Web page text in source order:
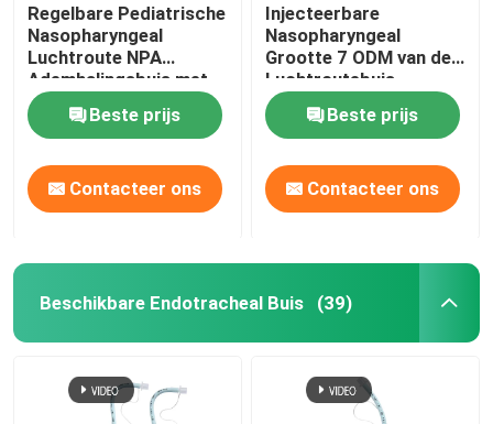
Regelbare Pediatrische
Nasopharyngeal
Luchtroute NPA
Ademhalingsbuis met
Zacht Uiteinde
Beste prijs
Contacteer ons
Injecteerbare
Nasopharyngeal
Grootte 7 ODM van de
Luchtroutebuis
Beste prijs
Contacteer ons
Beschikbare Endotracheal Buis (39)